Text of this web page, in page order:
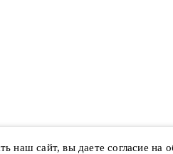
наш сайт, вы даете согласие на